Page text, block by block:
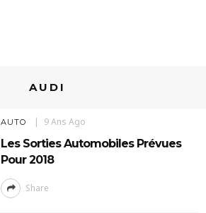
AUDI
AUTO 9 Ans Ago
Les Sorties Automobiles Prévues
Pour 2018
Share